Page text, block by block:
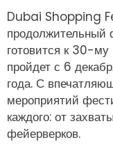
Dubai Shopping
продолжительный
готовится к 30-
пройдет с 6
года. С
мероприятий
каждого: от
фейерверков.